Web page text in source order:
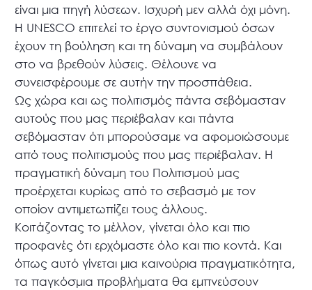
είναι μια πηγή λύσεων. Ισχυρή μεν αλλά όχι μόνη.
Η UNESCO επιτελεί το έργο συντονισμού όσων
έχουν τη βούληση και τη δύναμη να συμβάλουν
στο να βρεθούν λύσεις. Θέλουνε να
συνεισφέρουμε σε αυτήν την προσπάθεια.
Ως χώρα και ως πολιτισμός πάντα σεβόμασταν
αυτούς που μας περιέβαλαν και πάντα
σεβόμασταν ότι μπορούσαμε να αφομοιώσουμε
από τους πολιτισμούς που μας περιέβαλαν. Η
πραγματική δύναμη του Πολιτισμού μας
προέρχεται κυρίως από το σεβασμό με τον
οποίον αντιμετωπίζει τους άλλους.
Κοιτάζοντας το μέλλον, γίνεται όλο και πιο
προφανές ότι ερχόμαστε όλο και πιο κοντά. Και
όπως αυτό γίνεται μια καινούρια πραγματικότητα,
τα παγκόσμια προβλήματα θα εμπνεύσουν